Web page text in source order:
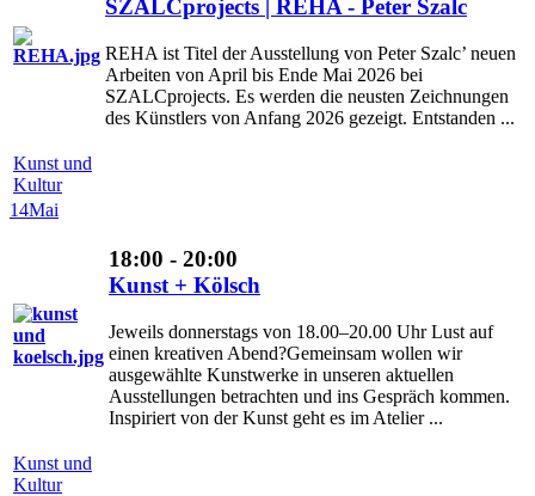
SZALCprojects | REHA - Peter Szalc
REHA ist Titel der Ausstellung von Peter Szalc’ neuen
Arbeiten von April bis Ende Mai 2026 bei
SZALCprojects. Es werden die neusten Zeichnungen
des Künstlers von Anfang 2026 gezeigt. Entstanden ...
Kunst und
Kultur
14Mai
18:00 - 20:00
Kunst + Kölsch
Jeweils donnerstags von 18.00–20.00 Uhr Lust auf
einen kreativen Abend?Gemeinsam wollen wir
ausgewählte Kunstwerke in unseren aktuellen
Ausstellungen betrachten und ins Gespräch kommen.
Inspiriert von der Kunst geht es im Atelier ...
Kunst und
Kultur